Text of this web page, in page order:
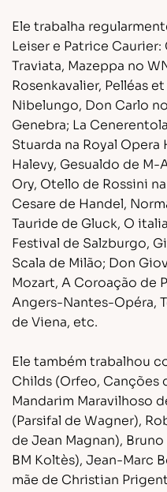
Ele trabalha
Leiser e Patrice
Traviata, Mazeppa no
Rosenkavalier, Pelléas
Nibelungo, Don Carlo
Genebra; La
Stuarda na Royal Opera
Halevy, Gesualdo de
Ory, Otello de Rossini
Cesare de Handel,
Tauride de Gluck, O
Festival de Salzburgo,
Scala de Milão; Don
Mozart, A Coroação de
Angers-Nantes-Opéra,
de Viena, etc.
Ele também trabalhou
Childs (Orfeo,
Mandarim Maravilhoso
(Parsifal de Wagner),
de Jean Magnan),
BM Koltès), Jean-Marc
mãe de Christian